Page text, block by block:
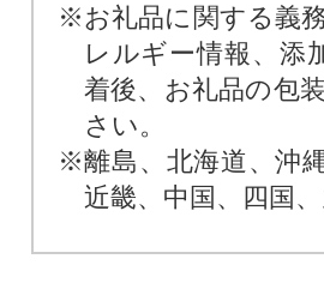
※お礼品に関する義
レルギー情報、添
着後、お礼品の包
さい。
※離島、北海道、沖
近畿、中国、四国